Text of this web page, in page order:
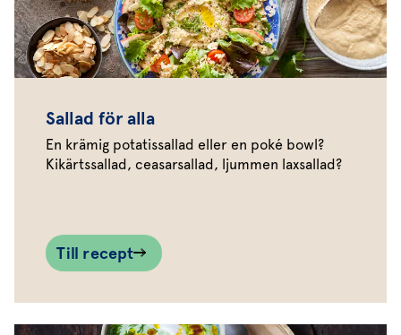
Sallad för alla
En krämig potatissallad eller en poké bowl?
Kikärtssallad, ceasarsallad, ljummen laxsallad?
Till recept